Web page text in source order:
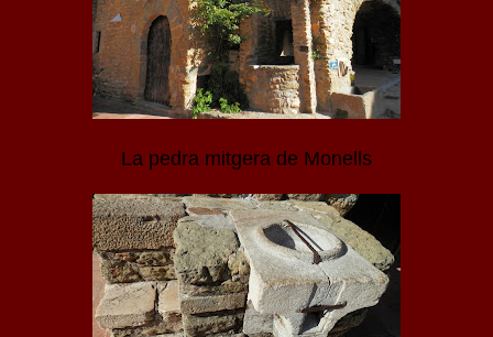
La pedra mitgera de Monells